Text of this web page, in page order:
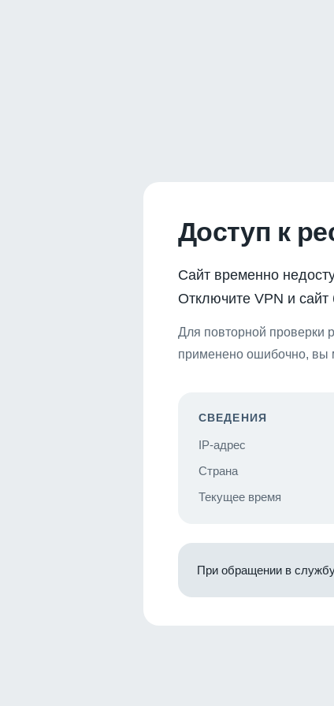
Доступ к
Сайт временно
Отключите VPN и сайт
Для повторной проверки
применено ошибочно, вы
СВЕДЕНИЯ
IP-адрес
Страна
Текущее время
При обращении в